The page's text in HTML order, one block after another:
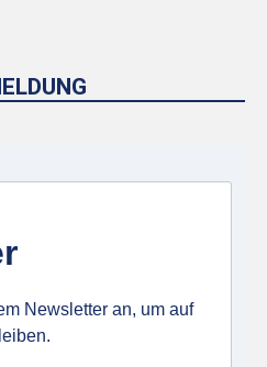
Newsletter an, um auf